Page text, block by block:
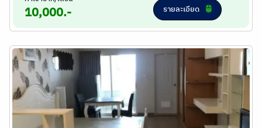
10,000.- รายละเอียด